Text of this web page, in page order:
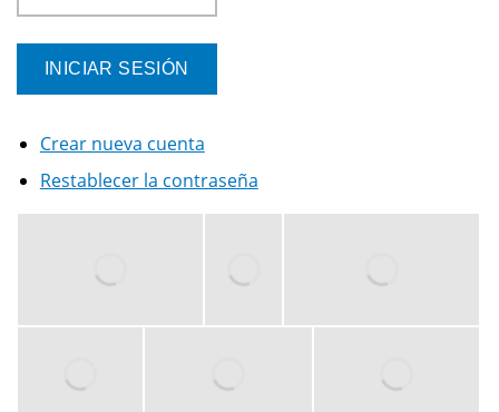
Crear nueva cuenta
Restablecer la contraseña